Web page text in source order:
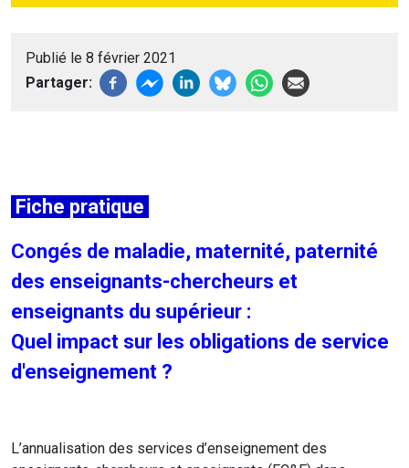
Publié le 8 février 2021
Partager
Fiche pratique
Congés de maladie, maternité, paternité
des enseignants-chercheurs et
enseignants du supérieur :
Quel impact sur les obligations de service
d'enseignement ?
L’annualisation des services d’enseignement des